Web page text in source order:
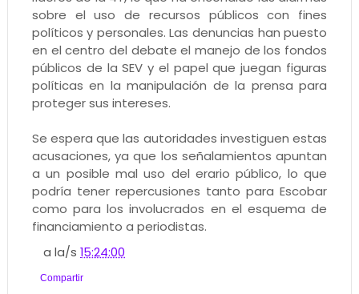
sobre el uso de recursos públicos con fines
políticos y personales. Las denuncias han puesto
en el centro del debate el manejo de los fondos
públicos de la SEV y el papel que juegan figuras
políticas en la manipulación de la prensa para
proteger sus intereses.
Se espera que las autoridades investiguen estas
acusaciones, ya que los señalamientos apuntan
a un posible mal uso del erario público, lo que
podría tener repercusiones tanto para Escobar
como para los involucrados en el esquema de
financiamiento a periodistas.
a la/s15:24:00
Compartir